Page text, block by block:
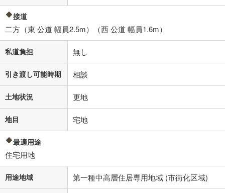
接道
二方（東 公道 幅員2.5m）（西 公道 幅員1.6m）
私道負担 無し
引き渡し可能時期 相談
土地状況 更地
地目 宅地
最適用途
住宅用地
用途地域 第一種中高層住居専用地域 (市街化区域)